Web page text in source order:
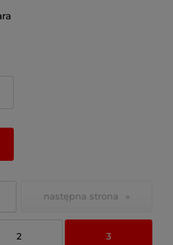
2 3
»